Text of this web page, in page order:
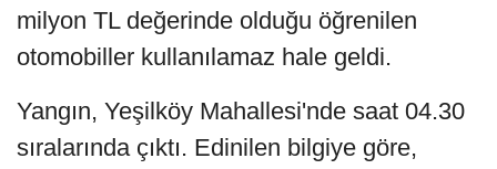
milyon TL değerinde olduğu öğrenilen
otomobiller kullanılamaz hale geldi.
Yangın, Yeşilköy Mahallesi'nde saat 04.30
sıralarında çıktı. Edinilen bilgiye göre,